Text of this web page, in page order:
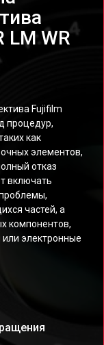
LM WR
Fujifilm
процедур,
как
элементов,
отказ
включать
частей, а
компонентов,
или электронные